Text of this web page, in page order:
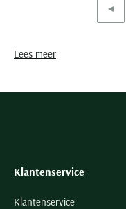
Vorige
Lees meer
Klantenservice
Klantenservice